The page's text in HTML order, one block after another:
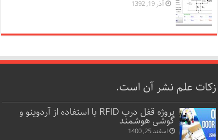
آذر 19, 1392
زکات علم نشر آن است.
پروژه قفل‌ درب RFID با استفاده از آردوینو و
گوشی هوشمند
اسفند 25, 1400